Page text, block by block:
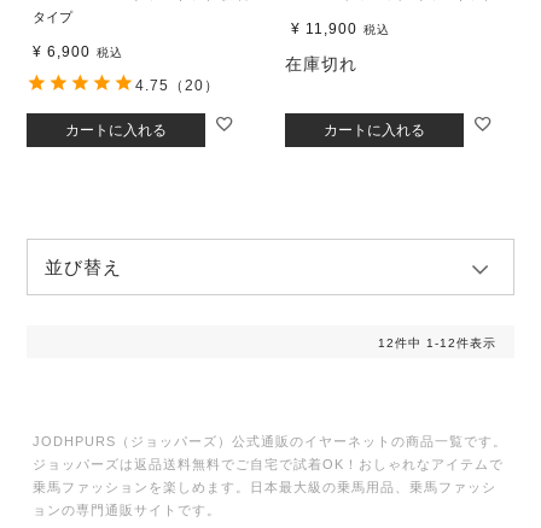
タイプ
¥ 6,900 税込
カートに入れる
4.75 （20）
¥ 11,900 税込
在庫切れ
カートに入れる
並び替え
12件中 1 -12件表示
JODHPURS（ジョッパーズ）公式通販のイヤーネットの商品一覧です。
ジョッパーズは返品送料無料でご自宅で試着OK！おしゃれなアイテムで
乗馬ファッションを楽しめます。日本最大級の乗馬用品、乗馬ファッシ
ョンの専門通販サイトです。